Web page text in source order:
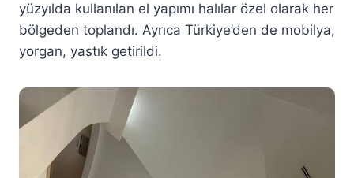
yüzyılda kullanılan el yapımı halılar özel olarak her
bölgeden toplandı. Ayrıca Türkiye’den de mobilya,
yorgan, yastık getirildi.